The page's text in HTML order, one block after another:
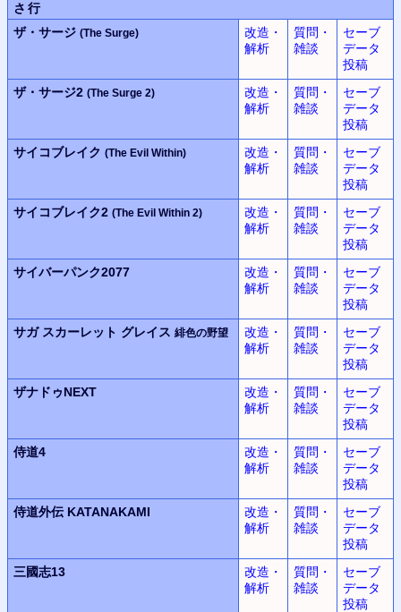
さ行
ザ・サージ (The Surge)
改造・
解析
質問・
雑談
セーブ
データ
投稿
ザ・サージ2 (The Surge 2)
改造・
解析
質問・
雑談
セーブ
データ
投稿
サイコブレイク (The Evil Within)
改造・
解析
質問・
雑談
セーブ
データ
投稿
サイコブレイク2 (The Evil Within 2)
改造・
解析
質問・
雑談
セーブ
データ
投稿
サイバーパンク2077
改造・
解析
質問・
雑談
セーブ
データ
投稿
サガ スカーレット グレイス 緋色の野望
改造・
解析
質問・
雑談
セーブ
データ
投稿
ザナドゥNEXT
改造・
解析
質問・
雑談
セーブ
データ
投稿
侍道4
改造・
解析
質問・
雑談
セーブ
データ
投稿
侍道外伝 KATANAKAMI
改造・
解析
質問・
雑談
セーブ
データ
投稿
三國志13
改造・
解析
質問・
雑談
セーブ
データ
投稿